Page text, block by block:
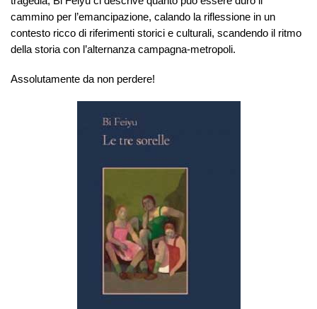
cammino per l’emancipazione, calando la riflessione in un
contesto ricco di riferimenti storici e culturali, scandendo il ritmo
della storia con l’alternanza campagna-metropoli.
Assolutamente da non perdere!